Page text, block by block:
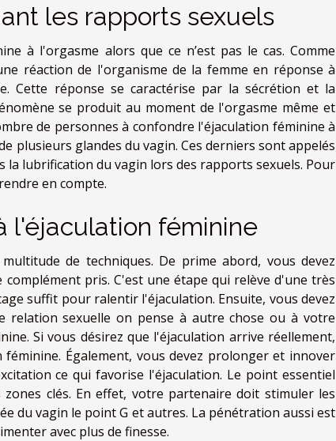
les rapports sexuels
à l'orgasme alors que ce n’est pas le cas. Comme
réaction de l'organisme de la femme en réponse à
Cette réponse se caractérise par la sécrétion et la
se produit au moment de l'orgasme même et
de personnes à confondre l'éjaculation féminine à
plusieurs glandes du vagin. Ces derniers sont appelés
la lubrification du vagin lors des rapports sexuels. Pour
en compte.
l'éjaculation féminine
de techniques. De prime abord, vous devez
pris. C'est une étape qui relève d'une très
suffit pour ralentir l'éjaculation. Ensuite, vous devez
relation sexuelle on pense à autre chose ou à votre
Si vous désirez que l'éjaculation arrive réellement,
Également, vous devez prolonger et innover
ce qui favorise l'éjaculation. Le point essentiel
clés. En effet, votre partenaire doit stimuler les
du vagin le point G et autres. La pénétration aussi est
avec plus de finesse.